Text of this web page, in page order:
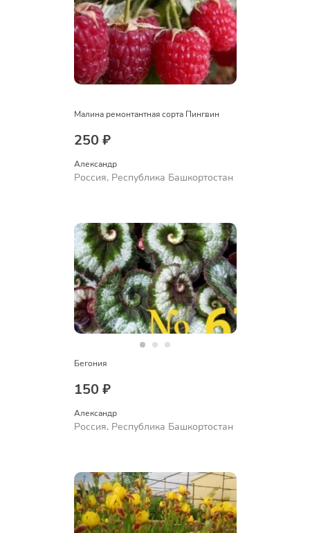
Малина ремонтантная сорта Пингвин
250 ₽
Александр
Россия, Республика Башкортостан
Бегония
150 ₽
Александр
Россия, Республика Башкортостан